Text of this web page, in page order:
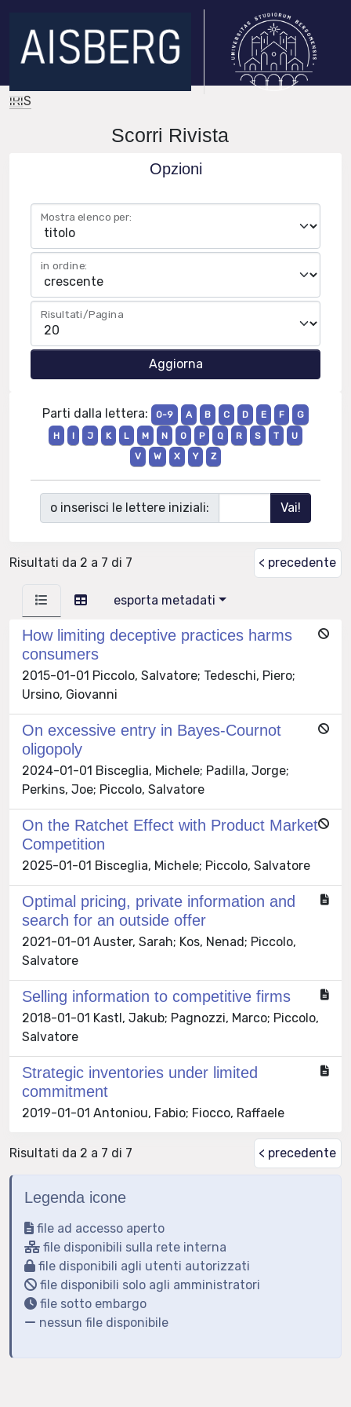
IRIS
Scorri Rivista
Opzioni
Mostra elenco per:
in ordine:
Risultati/Pagina
Parti dalla lettera: 0-9 A B C D E F
G
H
I J K L M N O P Q R S T
U
V
W X Y Z
o inserisci le lettere iniziali:
Risultati da 2 a 7 di 7 < precedente
esporta metadati
How limiting deceptive practices harms
consumers
2015-01-01 Piccolo, Salvatore; Tedeschi, Piero;
Ursino, Giovanni
On excessive entry in Bayes-Cournot
oligopoly
2024-01-01 Bisceglia, Michele; Padilla, Jorge;
Perkins, Joe; Piccolo, Salvatore
On the Ratchet Effect with Product Market
Competition
2025-01-01 Bisceglia, Michele; Piccolo, Salvatore
Optimal pricing, private information and
search for an outside offer
2021-01-01 Auster, Sarah; Kos, Nenad; Piccolo,
Salvatore
Selling information to competitive firms
2018-01-01 Kastl, Jakub; Pagnozzi, Marco; Piccolo,
Salvatore
Strategic inventories under limited
commitment
2019-01-01 Antoniou, Fabio; Fiocco, Raffaele
Risultati da 2 a 7 di 7 < precedente
Legenda icone
file ad accesso aperto
file disponibili sulla rete interna
file disponibili agli utenti autorizzati
file disponibili solo agli amministratori
file sotto embargo
nessun file disponibile